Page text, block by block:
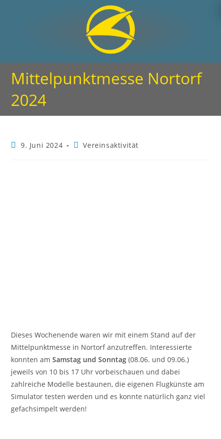
Mittelpunktmesse Nortorf
2024
9. Juni 2024 Vereinsaktivität
Dieses Wochenende waren wir mit einem Stand auf der
Mittelpunktmesse in Nortorf anzutreffen. Interessierte
konnten am Samstag und Sonntag(08.06. und 09.06.)
jeweils von 10 bis 17 Uhr vorbeischauen und dabei
zahlreiche Modelle bestaunen, die eigenen Flugkünste am
Simulator testen werden und es konnte natürlich ganz viel
gefachsimpelt werden!